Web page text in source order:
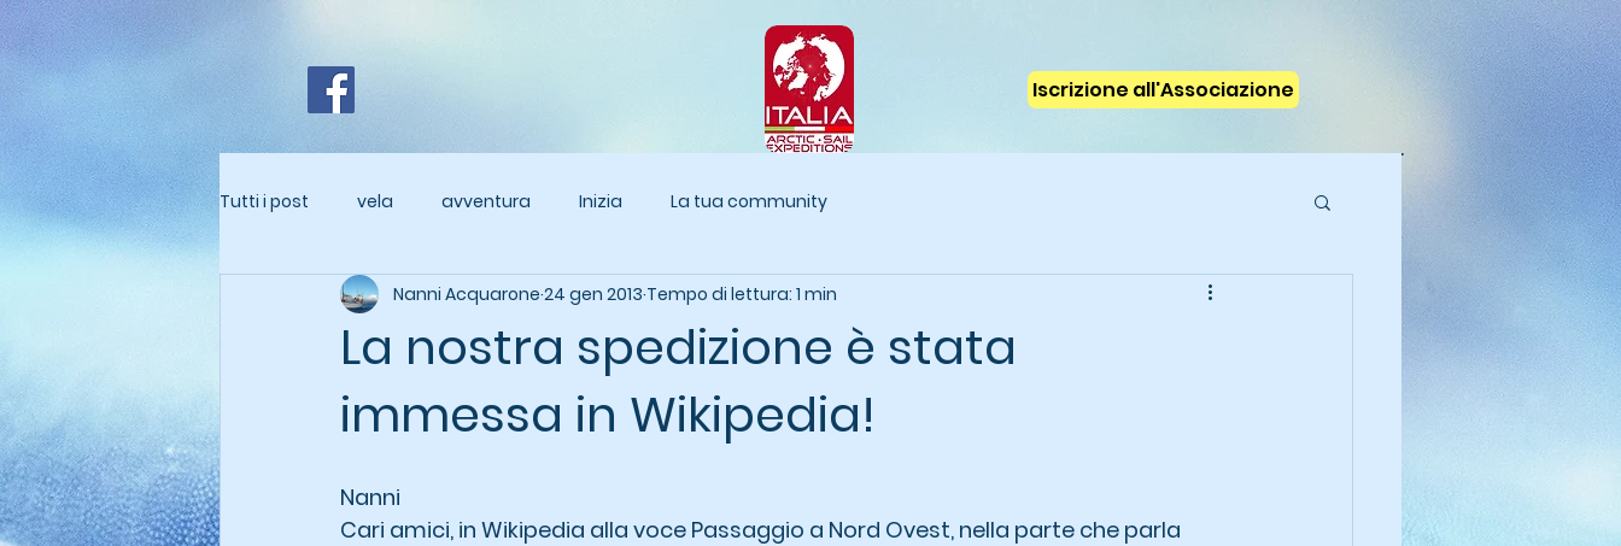
Iscrizione all'Associazione
Tutti i post vela avventura Inizia La tua community
La nostra spedizione è stata
immessa in Wikipedia!
Nanni Acquarone 24 gen 2013 Tempo di lettura: 1 min
Nanni
Cari amici, in Wikipedia alla voce Passaggio a Nord Ovest, nella parte che parla